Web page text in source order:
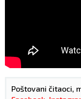
Poštovani čitaoci,